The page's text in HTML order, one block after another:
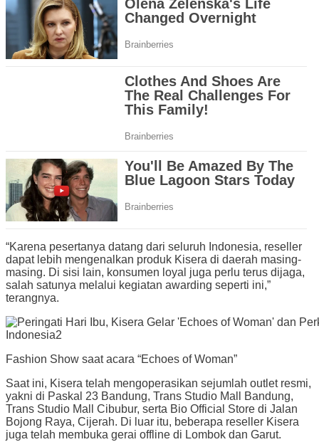
“Karena pesertanya datang dari seluruh Indonesia, reseller
dapat lebih mengenalkan produk Kisera di daerah masing-
masing. Di sisi lain, konsumen loyal juga perlu terus dijaga,
salah satunya melalui kegiatan awarding seperti ini,”
terangnya.
Fashion Show saat acara “Echoes of Woman”
Saat ini, Kisera telah mengoperasikan sejumlah outlet resmi,
yakni di Paskal 23 Bandung, Trans Studio Mall Bandung,
Trans Studio Mall Cibubur, serta Bio Official Store di Jalan
Bojong Raya, Cijerah. Di luar itu, beberapa reseller Kisera
juga telah membuka gerai offline di Lombok dan Garut.